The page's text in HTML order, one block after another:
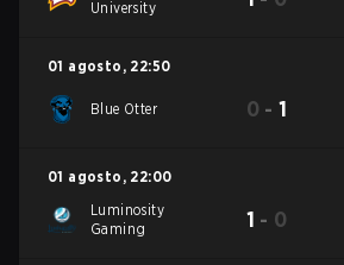
University
01 agosto , 22:50
Blue Otter 0 -1
01 agosto , 22:00
Luminosity
Gaming
1 - 0